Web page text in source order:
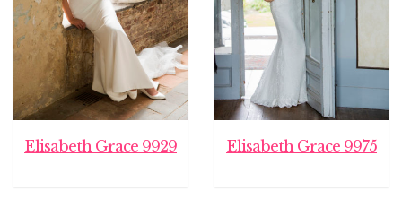
Elisabeth Grace 9929 Elisabeth Grace 9975